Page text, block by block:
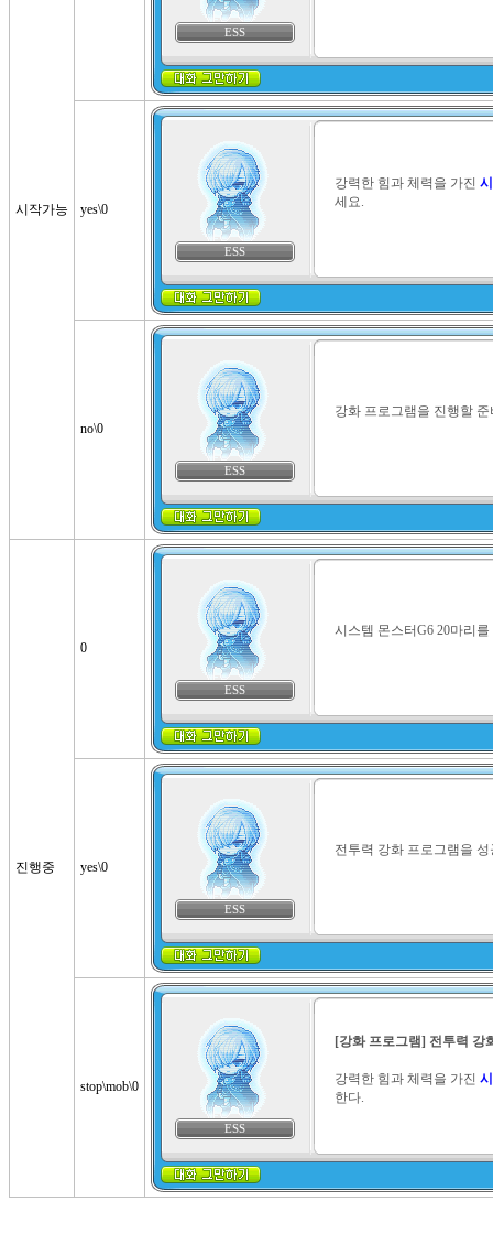
시작가능
ESS
yes\0
ESS
강력한 힘과 체력을 가진
세요.
no\0
ESS
강화 프로그램을 진행할
진행중
0
ESS
시스템 몬스터G6 20마리
yes\0
ESS
전투력 강화 프로그램을
stop\mob\0
ESS
[강화 프로그램] 전투력 강
강력한 힘과 체력을 가진
한다.